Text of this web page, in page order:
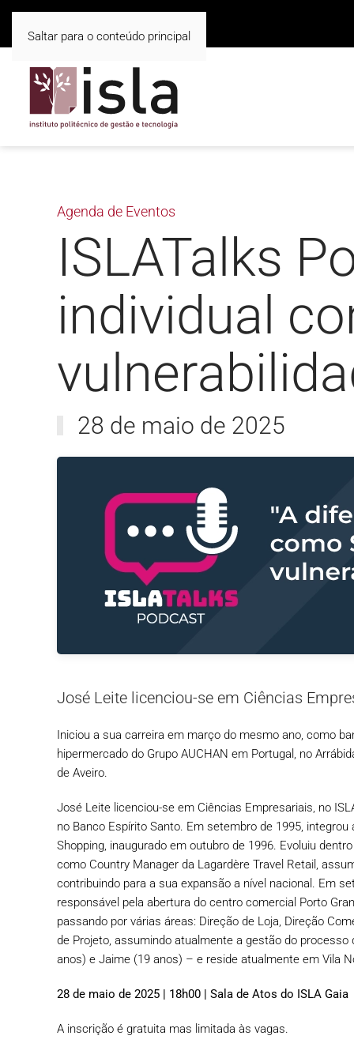
Saltar para o conteúdo principal
Agenda de Eventos
ISLATalks
individual
28 de maio de 2025
José Leite licenciou-se em Ciências
Iniciou a sua carreira em março do mesmo ano, como
hipermercado do Grupo AUCHAN em Portugal, no
de Aveiro.
José Leite licenciou-se em Ciências Empresariais, no
no Banco Espírito Santo. Em setembro de 1995,
Shopping, inaugurado em outubro de 1996. Evoluiu
como Country Manager da Lagardère Travel Retail,
contribuindo para a sua expansão a nível nacional. Em
responsável pela abertura do centro comercial Porto
passando por várias áreas: Direção de Loja, Direção
de Projeto, assumindo atualmente a gestão do
anos) e Jaime (19 anos) – e reside atualmente em Vila
28 de maio de 2025 | 18h00 | Sala de Atos do ISLA Gaia
A inscrição é gratuita mas limitada às vagas.